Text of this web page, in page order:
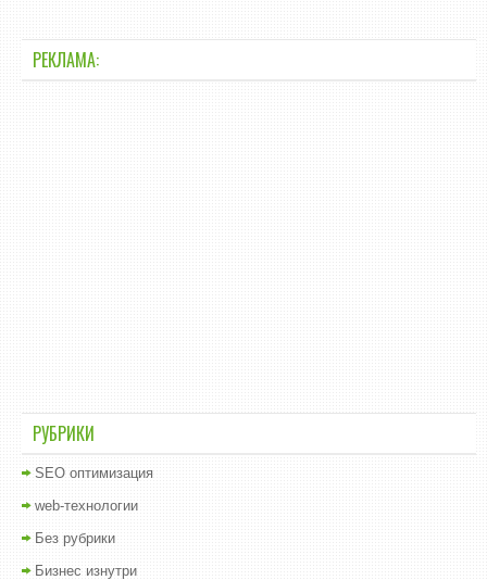
РЕКЛАМА:
РУБРИКИ
SEO оптимизация
web-технологии
Без рубрики
Бизнес изнутри